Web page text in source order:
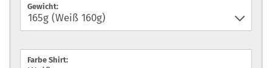
Gewicht:
Farbe Shirt: